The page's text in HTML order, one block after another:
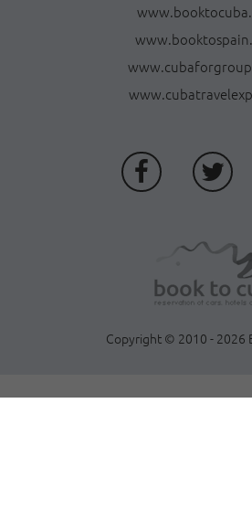
Copyright © 2010 - 2026